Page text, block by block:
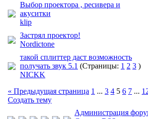
Выбор проектора , ресивера и
акуситки
klip
Застрял проектор!
Nordictone
такой сплиттер даст возможность
получать звук 5.1 (Страницы: 1 2 3 )
NICKK
« Предыдущая страница 1 ... 3 4 5 6 7 ...
Создать тему
Администрация